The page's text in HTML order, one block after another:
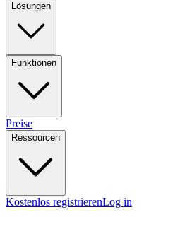
Lösungen
Funktionen
Preise
Ressourcen
Kostenlos registrierenLog in